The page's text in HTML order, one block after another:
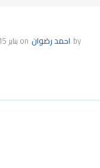
by احمد رضوان onيناير 15, 2026